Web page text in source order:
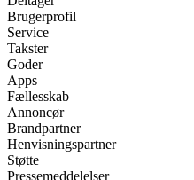
Brugerprofil
Service
Takster
Goder
Apps
Fællesskab
Annoncør
Brandpartner
Henvisningspartner
Støtte
Pressemeddelelser